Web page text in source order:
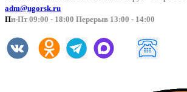
adm@ugorsk.ru
Пн-Пт 09:00 - 18:00 Перерыв 13:00 - 14:00